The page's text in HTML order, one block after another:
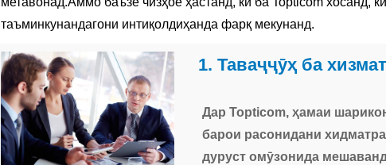
таъминкунандагони интиқолдиҳанда фарқ мекунанд.
1. Таваҷҷӯҳ ба
Дар Topticom, ҳамаи
барои расонидани
дуруст омӯзонида